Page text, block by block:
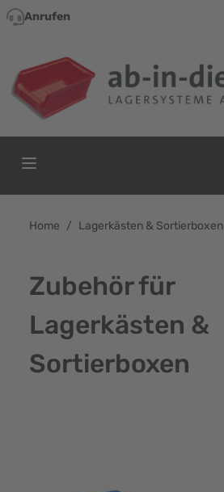
Direkt zum Inhalt
Anrufen
Home / Lagerkästen & Sortierboxen
Zubehör für
Lagerkästen &
Sortierboxen